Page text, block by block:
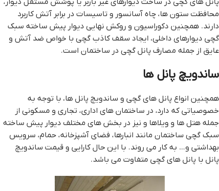
محافظت ستون ها، چاه آسانسور و تاسيسات در برابر آتش کاربرد
دارند. همچنین دکوراسیون و روکش نهایی دیوار پیش ساخته سبک
گچی دیوارهای داخلی، ایجاد سقف کاذب گچی با خواص ضد آتش و
عایق از جمله مصارف پانل گچی در ساختمان است.
ساندویچ پانل ها
همچنین انواع پانل های گچی و ساندویچ پانل ها، با توجه به
خصوصیاتی که دارد، در ساختمان های اداری، تجاری و مسکونی از
جمله هتل ها و ویلاها و نیز در بخش های مختلف دیوار پیش ساخته
سبک گچی ساختمان مانند انبارها، فضای آشپزخانه، حمام، سرویس
بهداشتی و… به کار می روند. با این حال کارایی و قیمت ساندویچ
پانل با پانل های گچی متفاوت می باشد.